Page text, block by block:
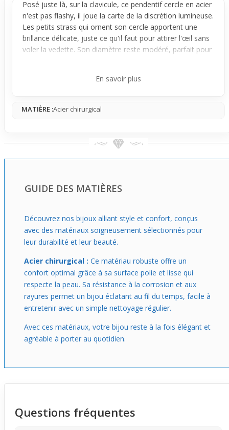
Posé juste là, sur la clavicule, ce pendentifcercle en acier
n'est pas flashy, il joue la carte de la discrétion lumineuse.
Les petits strass qui ornent son cercle apportent une
brillance délicate, juste ce qu'il faut pour attirer l'œil sans
voler la vedette. Son diamètre reste modéré, parfait pour
La forme ronde est simple mais efficace, avec une
des styles décontractés ou légèrement habillés. Plutôt
Tu peux imaginer ce pendentif suspendu à une chaîne
fine qui le mettra en valeur sans modifier son côté
sortie tranquille entre amis, il sait être visible sans être
imposant. Petite note importante : la chaîne n’est pas
mieux pour composer ton look idéal.
En savoir plus
MATIÈRE :Acier chirurgical
GUIDE DES MATIÈRES
Découvrez nos bijoux alliant style et confort, conçus
avec des matériaux soigneusement sélectionnés pour
leur durabilité et leur beauté.
Acier chirurgical : Ce matériau robuste offre un
confort optimal grâce à sa surface polie et lisse qui
respecte la peau. Sa résistance à la corrosion et aux
rayures permet un bijou éclatant au fil du temps, facile à
entretenir avec un simple nettoyage régulier.
Avec ces matériaux, votre bijou reste à la fois élégant et
agréable à porter au quotidien.
Questions fréquentes